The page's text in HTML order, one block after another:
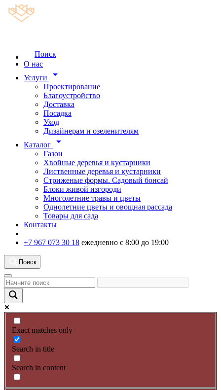
Поиск
О нас
Услуги
arrow_drop_down
Проектирование
Благоустройство
Доставка
Посадка
Уход
Дизайнерам и озеленителям
Каталог
arrow_drop_down
Газон
Хвойные деревья и кустарники
Лиственные деревья и кустарники
Стриженые формы. Садовый бонсай
Блоки живой изгороди
Многолетние травы и цветы
Однолетние цветы и овощная рассада
Товары для сада
Контакты
+7 967 073 30 18 ежедневно с 8:00 до 19:00
Поиск
Exact matches only
Search in title
Search in content